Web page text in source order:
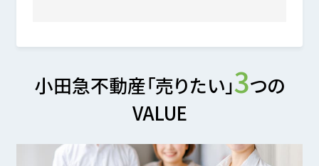
小田急不動産「売りたい」3つの
VALUE